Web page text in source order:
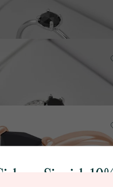
Sie sich 10%